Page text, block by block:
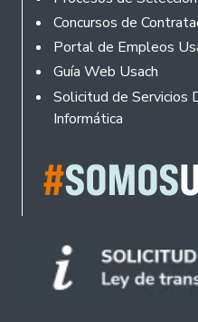
Concursos de
Portal de Empleos
Guía Web Usach
Solicitud de Servicios
Informática